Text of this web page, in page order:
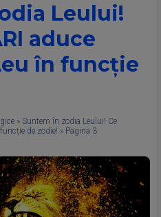
Leului!
aduce
în funcție
» Suntem în zodia Leului! Ce
de zodie! » Pagina 3